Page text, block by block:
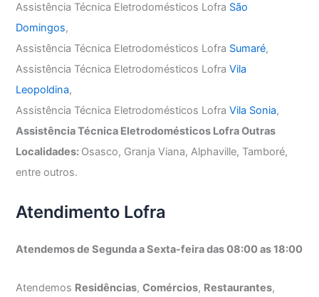
Assistência Técnica Eletrodomésticos Lofra São
Domingos,
Assistência Técnica Eletrodomésticos Lofra Sumaré,
Assistência Técnica Eletrodomésticos LofraVila
Leopoldina,
Assistência Técnica Eletrodomésticos LofraVila Sonia,
Assistência Técnica Eletrodomésticos Lofra Outras
Localidades: Osasco, Granja Viana, Alphaville, Tamboré,
entre outros.
Atendimento Lofra
Atendemos de Segunda a Sexta-feira das 08:00 as 18:00
Atendemos Residências,Comércios, Restaurantes,